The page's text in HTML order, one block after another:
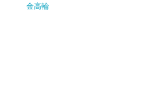
金高輪